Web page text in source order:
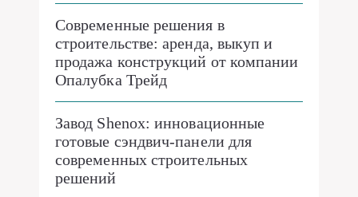
Современные решения в
строительстве: аренда, выкуп и
продажа конструкций от компании
Опалубка Трейд
Завод Shenox: инновационные
готовые сэндвич-панели для
современных строительных
решений